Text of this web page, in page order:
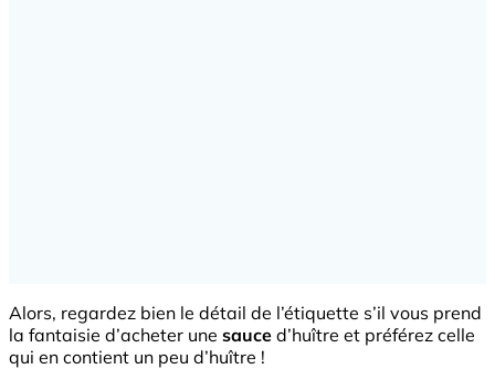
Alors, regardez bien le détail de l’étiquette s’il vous prend
la fantaisie d’acheter une sauce d’huître et préférez celle
qui en contient un peu d’huître !